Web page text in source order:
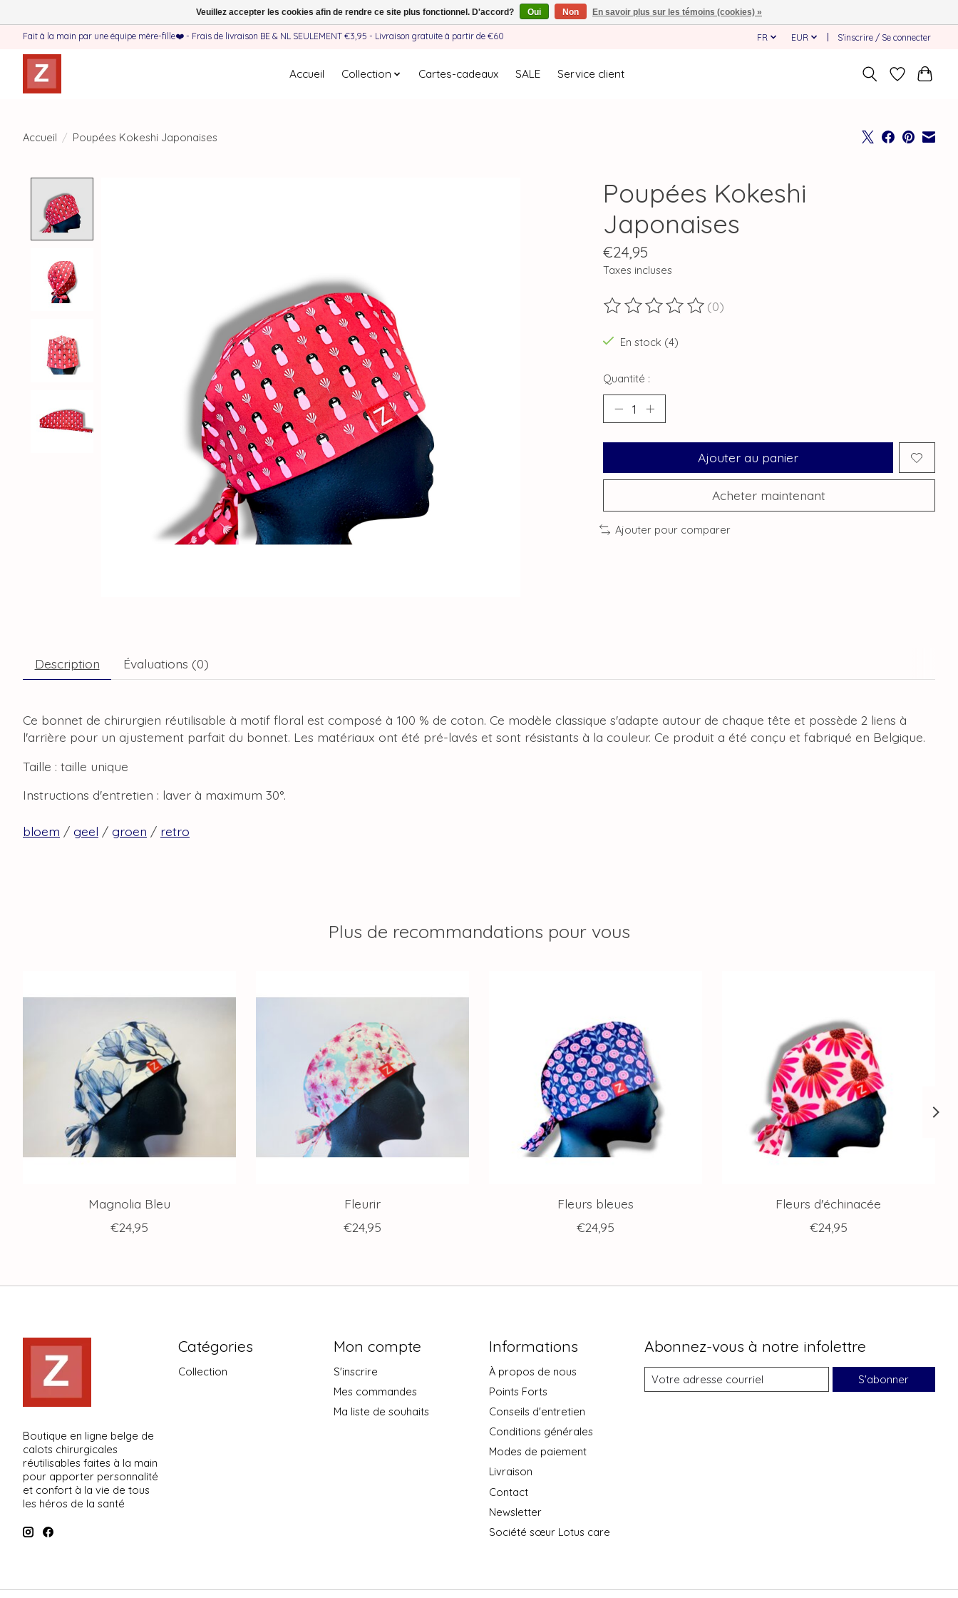
Fait à la main par une équipe mère-fille❤️ - Frais de livraison BE & NL SEULEMENT €3,95 - Livraison gratuite à partir de €60 FR EUR S’inscrire / Se connecter
Accueil Collection Cartes-cadeaux SALE Service client
Accueil / Poupées Kokeshi Japonaises
Poupées Kokeshi
Japonaises
€24,95
Taxes incluses
Ce produit est évalué à
(0)
En stock (4)
Quantité :
Ajouter au panier
Acheter maintenant
Ajouter pour comparer
Description Évaluations (0)
Ce bonnet de chirurgien réutilisable à motif floral est composé à 100 % de coton. Ce modèle classique s'adapte autour de chaque tête et possède 2 liens à
l'arrière pour un ajustement parfait du bonnet. Les matériaux ont été pré-lavés et sont résistants à la couleur. Ce produit a été conçu et fabriqué en Belgique.
Taille : taille unique
Instructions d'entretien : laver à maximum 30°.
bloem / geel / groen / retro
Plus de recommandations pour vous
Magnolia Bleu
€24,95
Fleurir
€24,95
Fleurs bleues
€24,95
Fleurs d'échinacée
€24,95
Boutique en ligne belge de
calots chirurgicales
réutilisables faites à la main
pour apporter personnalité
et confort à la vie de tous
les héros de la santé
Catégories
Collection
Mon compte
S'inscrire
Mes commandes
Ma liste de souhaits
Informations
À propos de nous
Points Forts
Conseils d'entretien
Conditions générales
Modes de paiement
Livraison
Contact
Newsletter
Société sœur Lotus care
Abonnez-vous à notre infolettre
S'abonner
Veuillez accepter les cookies afin de rendre ce site plus fonctionnel. D'accord? Oui Non En savoir plus sur les témoins (cookies) »